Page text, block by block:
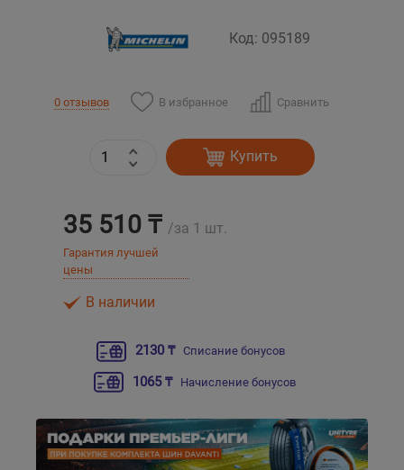
Код: 095189
0 отзывов В избранное Сравнить
Купить
35 510 ₸ /за 1 шт.
Гарантия лучшей
цены
В наличии
2130 ₸ Списание бонусов
1065 ₸ Начисление бонусов
Усть-Каменогорск
Бишкек